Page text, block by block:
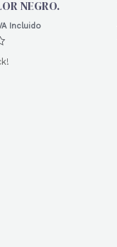
NEGRO.
Incluido